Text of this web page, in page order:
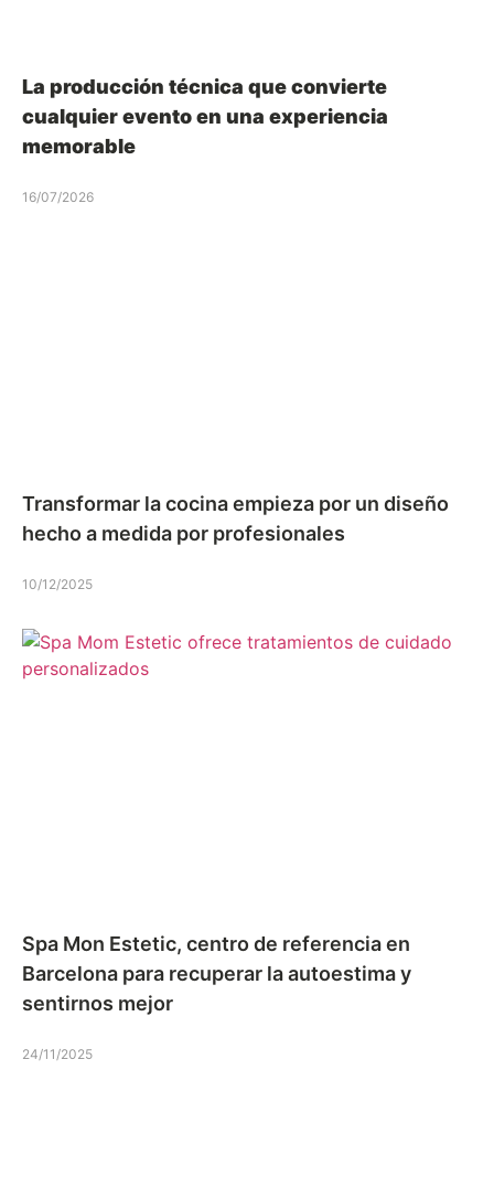
La producción técnica que convierte
cualquier evento en una experiencia
memorable
16/07/2026
Transformar la cocina empieza por un diseño
hecho a medida por profesionales
10/12/2025
Spa Mon Estetic, centro de referencia en
Barcelona para recuperar la autoestima y
sentirnos mejor
24/11/2025